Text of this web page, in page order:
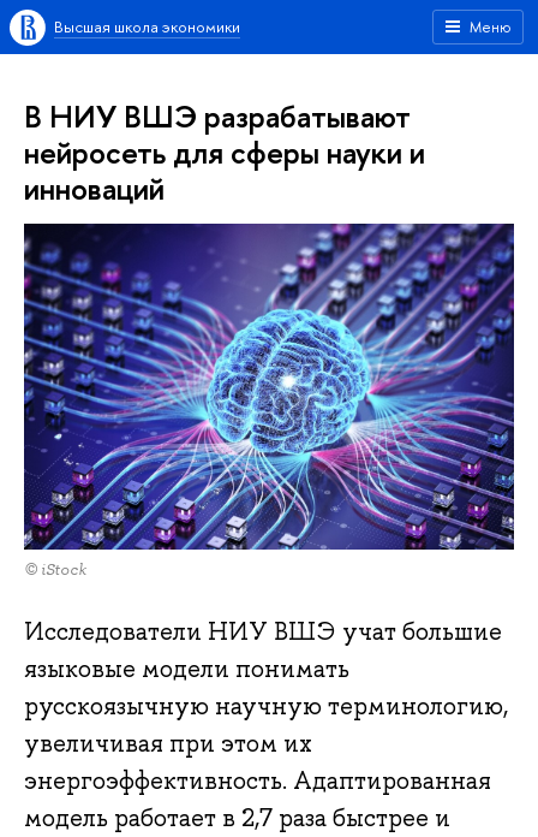
Меню
Высшая школа экономики
В НИУ ВШЭ разрабатывают
нейросеть для сферы науки и
инноваций
© iStock
Исследователи НИУ ВШЭ учат большие
языковые модели понимать
русскоязычную научную терминологию,
увеличивая при этом их
энергоэффективность. Адаптированная
модель работает в 2,7 раза быстрее и